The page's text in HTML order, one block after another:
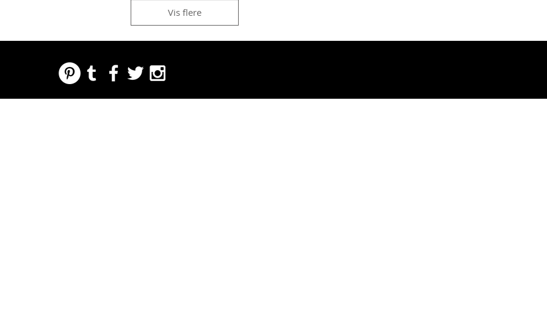
Vis flere